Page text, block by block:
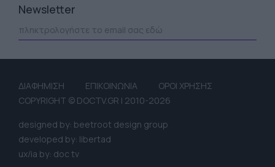
Newsletter
ΔΙΑΦΗΜΙΣΗ ΕΠΙΚΟΙΝΩΝΙΑ
ΟΡΟΙ ΧΡΗΣΗΣ
COPYRIGHT © DOCTV.GR | 2010-2026
designed by: beetroot design group
developed by: libertad
ux/ia by: doc tv